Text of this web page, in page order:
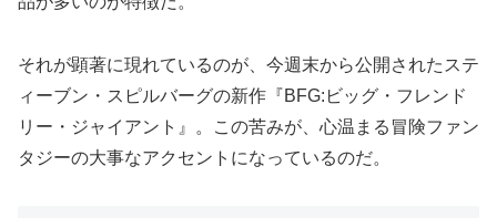
それが顕著に現れているのが、今週末から公開されたステ
ィーブン・スピルバーグの新作『BFG:ビッグ・フレンド
リー・ジャイアント』。この苦みが、心温まる冒険ファン
タジーの大事なアクセントになっているのだ。